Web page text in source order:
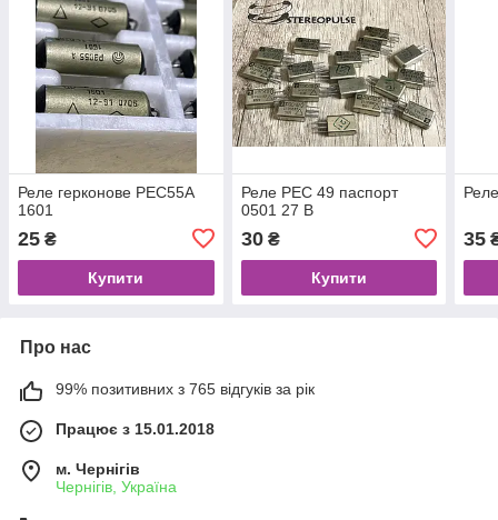
Реле герконове РЕС55А
1601
25 ₴
Купити
Реле РЕС 49 паспорт
0501 27 В
30₴
Купити
35
Про нас
99% позитивних з 765 відгуків за рік
Працює з 15.01.2018
м. Чернігів
Чернігів, Україна